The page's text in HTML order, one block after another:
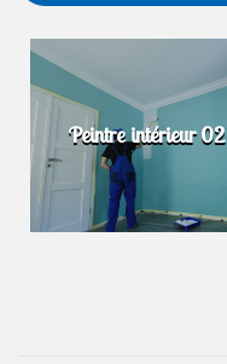
Peintre intérieur 02